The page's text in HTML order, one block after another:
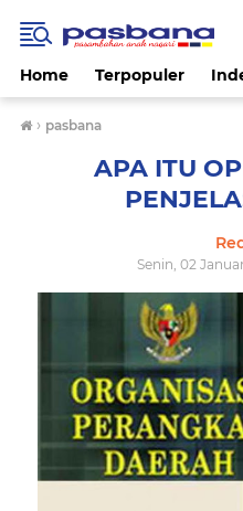
Home Terpopuler
› pasbana
APA ITU
Senin, 02